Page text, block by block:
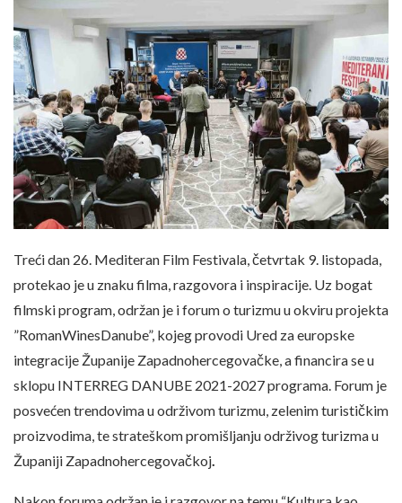
Treći dan 26. Mediteran Film Festivala, četvrtak 9. listopada,
protekao je u znaku filma, razgovora i inspiracije. Uz bogat
filmski program, održan je i forum o turizmu u okviru projekta
”RomanWinesDanube”, kojeg provodi Ured za europske
integracije Županije Zapadnohercegovačke, a financira se u
sklopu INTERREG DANUBE 2021-2027 programa. Forum je
posvećen trendovima u održivom turizmu, zelenim turističkim
proizvodima, te strateškom promišljanju održivog turizma u
Županiji Zapadnohercegovačkoj